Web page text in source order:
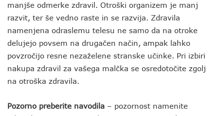
manjše odmerke zdravil. Otroški organizem je manj
razvit, ter še vedno raste in se razvija. Zdravila
namenjena odraslemu telesu ne samo da na otroke
delujejo povsem na drugačen način, ampak lahko
povzročijo resne nezaželene stranske učinke. Pri izbiri
nakupa zdravil za vašega malčka se osredotočite zgolj
na otroška zdravila.
Pozorno preberite navodila – pozornost namenite